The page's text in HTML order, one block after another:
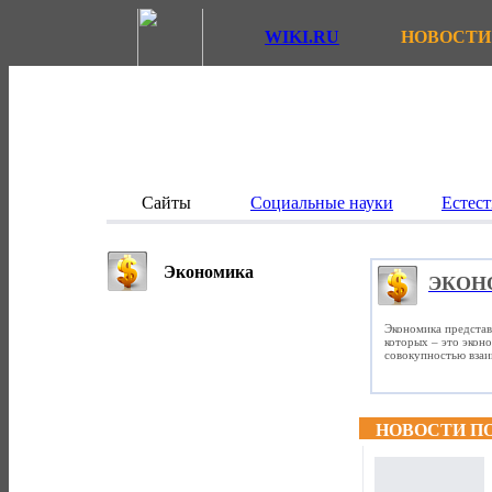
WIKI.RU НОВОСТИ
Сайты Социальные науки
Экономика
Экономика
которых – это
совокупностью
НОВОСТИ